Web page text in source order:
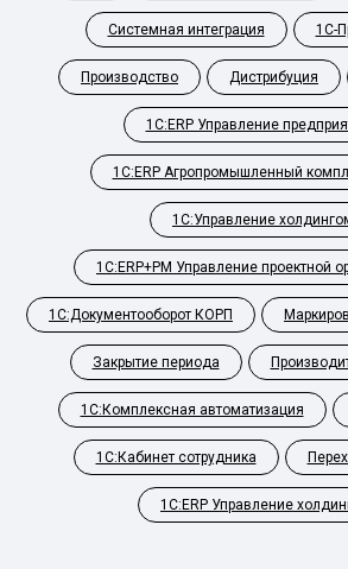
Системная интеграция 1С-
Производство Дистрибуция
1С:ERP Управление
1С:ERP Агропромышленный
1С:Управление
1С:ERP+PM Управление проектной
1С:Документооборот КОРП
Закрытие периода
1С:Комплексная автоматизация
1С:Кабинет сотрудника
1С:ERP Управление